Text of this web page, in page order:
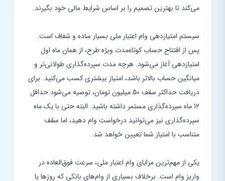
می‌کند تا بهترین تصمیم را بر اساس شرایط مالی خود بگیرند.
سیستم امتیازدهی وام اعتبار ملی بسیار ساده و شفاف است.
پس از افتتاح حساب کوتاه‌مدت ویژه طرح، از همان ماه اول
امتیازدهی آغاز می‌شود. هرچه مدت سپرده‌گذاری طولانی‌تر و
میانگین حساب بالاتر باشد، امتیاز بیشتری کسب می‌کنید. برای
دریافت حداکثر سقف 50 میلیون تومان، توصیه می‌شود حداقل
12 ماه سپرده‌گذاری مستمر داشته باشید. البته حتی با یک ماه
سپرده‌گذاری نیز می‌توانید درخواست وام دهید، اما سقف
متناسب با امتیاز شما تعیین خواهد شد.
یکی از مهم‌ترین مزایای وام اعتبار ملی، سرعت فوق‌العاده در
واریز وام است. برخلاف بسیاری از وام‌های بانکی که روزها یا